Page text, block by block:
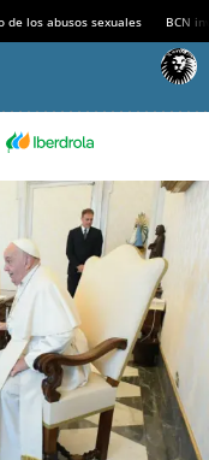
de los abusos sexuales BCN